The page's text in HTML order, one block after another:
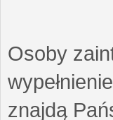
Osoby
znajdą